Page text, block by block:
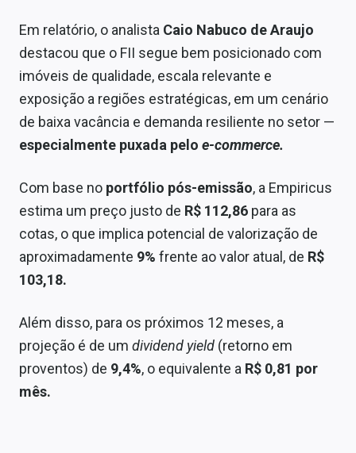
Sobre
Contato
Em relatório, o analista Caio Nabuco de Araujo
destacou que o FII segue bem posicionado com
imóveis de qualidade, escala relevante e
exposição a regiões estratégicas, em um cenário
de baixa vacância e demanda resiliente no setor —
especialmente puxada pelo e-commerce.
Com base no portfólio pós-emissão, a Empiricus
estima um preço justo de R$ 112,86 para as
cotas, o que implica potencial de valorização de
aproximadamente 9% frente ao valor atual, de R$
103,18.
Além disso, para os próximos 12 meses, a
projeção é de um dividend yield (retorno em
proventos) de 9,4%, o equivalente a R$ 0,81 por
mês.